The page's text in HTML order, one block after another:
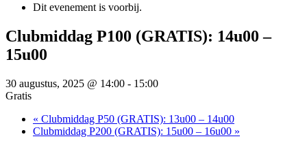
Dit evenement is voorbij.
Clubmiddag P100 (GRATIS): 14u00 –
15u00
30 augustus, 2025 @ 14:00 - 15:00
Gratis
« Clubmiddag P50 (GRATIS): 13u00 – 14u00
Clubmiddag P200 (GRATIS): 15u00 – 16u00 »